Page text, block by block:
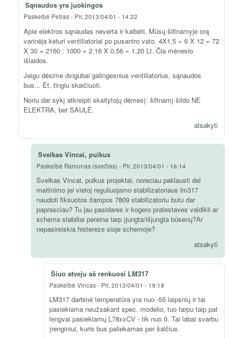
Sąnaudos yra juokingos
Paskelbė Petras- Pir, 2013/04/01 - 14:22
Apie elektros sąnaudas neverta ir kalbėti. Mūsų šiltnamyje orą
varinėja keturi ventiliatoriai po pusantro vato. 4X1,5 = 6 X 12 = 72
X 30 = 2160 : 1000 = 2.16 X 0,56 = 1,20 Lt. Čia mėnesio
išlaidos.
Jeigu dėsime dvigubai galingesnius ventiliatorius, sąnaudos
bus... Ėt, tingiu skaičiuoti.
Noriu dar sykį atkreipti skaitytojų dėmesį: šiltnamį šildo NE
ELEKTRA, bet SAULĖ.
atsakyti
Sveikas Vincai, puikus
Paskelbė Ramunas (svečias) - Pir, 2013/04/01 - 16:14
Sveikas Vincai, puikus projektai, noreciau paklausti del
maitinimo jei vietoj reguliuojamo stabilizatoriaus lm317
naudoti fiksuotos itampos 7809 stabilizatoriu butu dar
paprasciau? Tu jau pasidares ir kogero pratestaves valdikli ar
schema stabiliai pereina tarp įjungta/išjungta būsenų?Ar
nepasireiskia histereze sioje schemoje?
atsakyti
Šiuo atveju aš renkuosi LM317
Paskelbė Vincas- Pir, 2013/04/01 - 19:18
LM317 darbinė temperatūra yra nuo -55 laipsnių ir tai
pasiekiama neužsakant spec. modelio, tuo tarpu taip pat
lengvai pasiekiamų L78xxCV - tik nuo 0. Tai labai svarbu
įrenginiui, kuris bus paliekamas per šalčius.